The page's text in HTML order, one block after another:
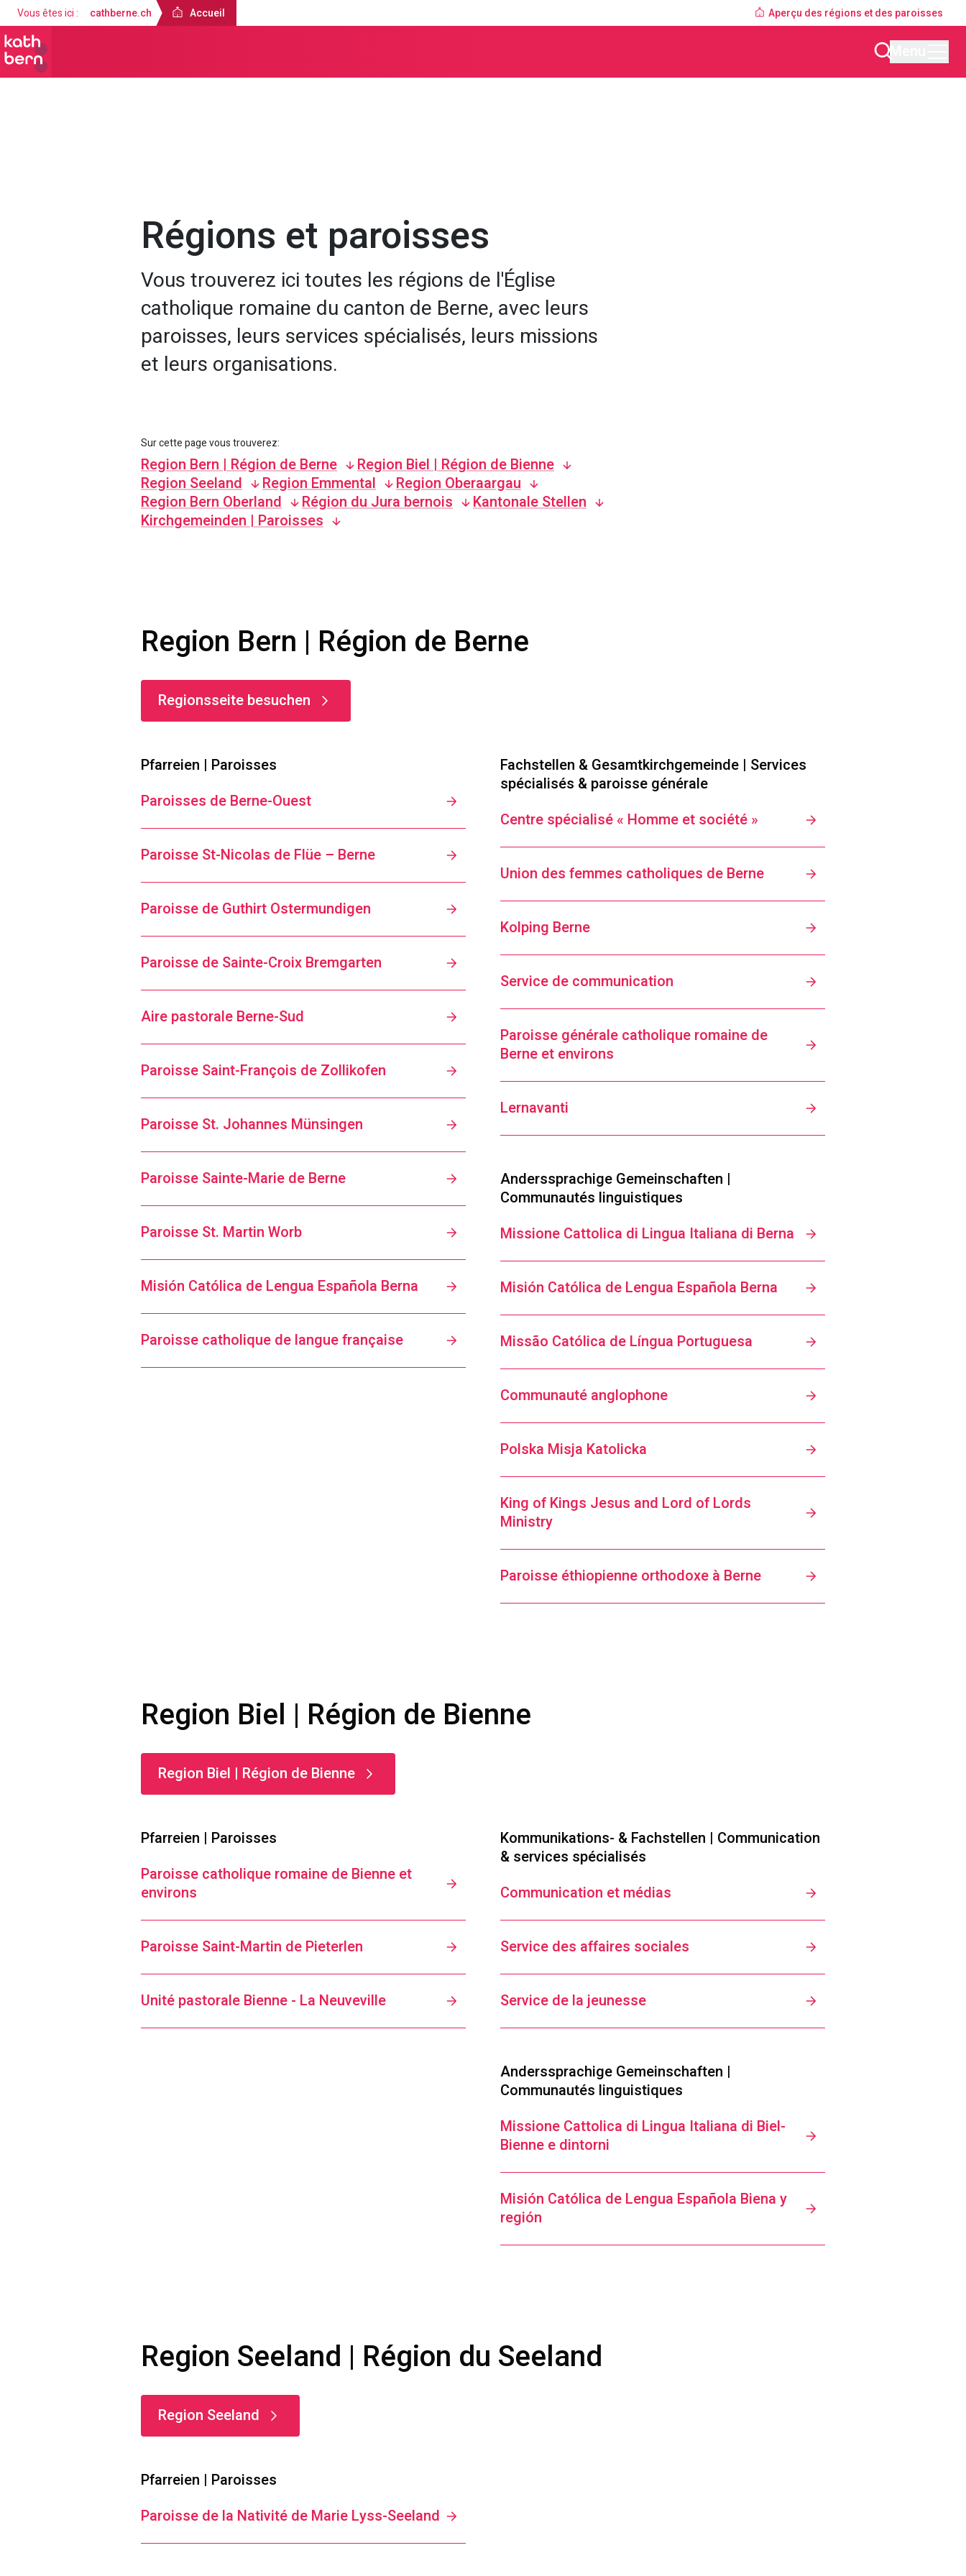
Vous êtes ici : cathberne.ch Accueil Aperçu des régions et des paroisses
Régions et paroisses
Vous trouverez ici toutes les régions de l'Église
catholique romaine du canton de Berne, avec leurs
paroisses, leurs services spécialisés, leurs missions
et leurs organisations.
Sur cette page vous trouverez:
Region Bern | Région de Berne
Region Biel | Région de Bienne
Region Seeland
Region Emmental
Region Oberaargau
Region Bern Oberland
Région du Jura bernois
Kantonale Stellen
Kirchgemeinden | Paroisses
Region Bern | Région de Berne
Regionsseite besuchen
Pfarreien | Paroisses
Paroisses de Berne-Ouest
Paroisse St-Nicolas de Flüe – Berne
Paroisse de Guthirt Ostermundigen
Paroisse de Sainte-Croix Bremgarten
Aire pastorale Berne-Sud
Paroisse Saint-François de Zollikofen
Paroisse St. Johannes Münsingen
Paroisse Sainte-Marie de Berne
Paroisse St. Martin Worb
Misión Católica de Lengua Española Berna
Paroisse catholique de langue française
Fachstellen & Gesamtkirchgemeinde | Services
spécialisés & paroisse générale
Centre spécialisé « Homme et société »
Union des femmes catholiques de Berne
Kolping Berne
Service de communication
Paroisse générale catholique romaine de
Berne et environs
Lernavanti
Anderssprachige Gemeinschaften |
Communautés linguistiques
Missione Cattolica di Lingua Italiana di Berna
Misión Católica de Lengua Española Berna
Missão Católica de Língua Portuguesa
Communauté anglophone
Polska Misja Katolicka
King of Kings Jesus and Lord of Lords
Ministry
Paroisse éthiopienne orthodoxe à Berne
Region Biel | Région de Bienne
Region Biel | Région de Bienne
Pfarreien | Paroisses
Paroisse catholique romaine de Bienne et
environs
Paroisse Saint-Martin de Pieterlen
Unité pastorale Bienne - La Neuveville
Kommunikations- & Fachstellen | Communication
& services spécialisés
Communication et médias
Service des affaires sociales
Service de la jeunesse
Anderssprachige Gemeinschaften |
Communautés linguistiques
Missione Cattolica di Lingua Italiana di Biel-
Bienne e dintorni
Misión Católica de Lengua Española Biena y
región
Region Seeland | Région du Seeland
Region Seeland
Pfarreien | Paroisses
Paroisse de la Nativité de Marie Lyss-Seeland